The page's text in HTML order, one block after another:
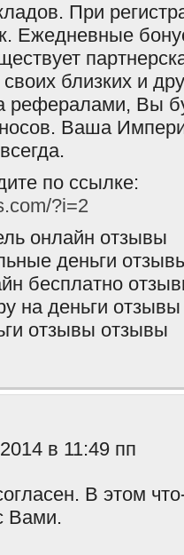
При
Ежедневные
близких и
рефералами, Вы
Ваша
по ссылке:
?i=2
онлайн отзывы
деньги
бесплатно
на деньги отзывы
отзывы отзывы
в 11:49 пп
В этом
Вами.